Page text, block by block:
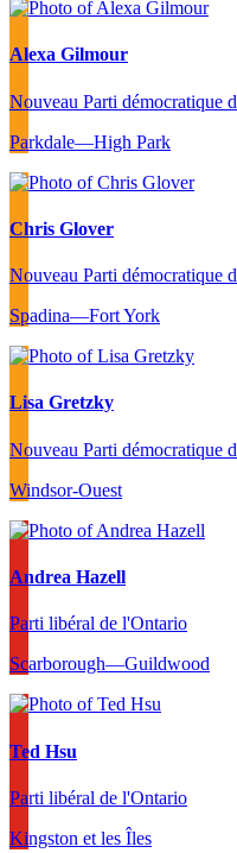
Alexa Gilmour
Nouveau Parti démocratique
Parkdale—High Park
Chris Glover
Nouveau Parti démocratique
Spadina—Fort York
Lisa Gretzky
Nouveau Parti démocratique
Windsor-Ouest
Andrea Hazell
Parti libéral de l'Ontario
Scarborough—Guildwood
Ted Hsu
Parti libéral de l'Ontario
Kingston et les Îles